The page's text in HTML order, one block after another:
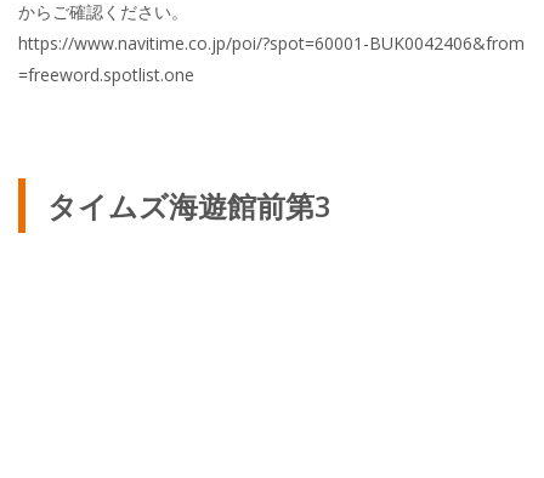
からご確認ください。
https://www.navitime.co.jp/poi/?spot=60001-BUK0042406&from
=freeword.spotlist.one
タイムズ海遊館前第3